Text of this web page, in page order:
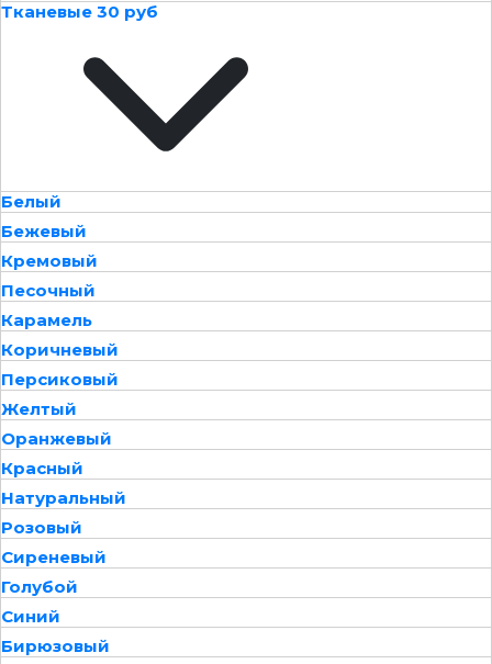
Тканевые 30 руб
Белый
Бежевый
Кремовый
Песочный
Карамель
Коричневый
Персиковый
Желтый
Оранжевый
Красный
Натуральный
Розовый
Сиреневый
Голубой
Синий
Бирюзовый